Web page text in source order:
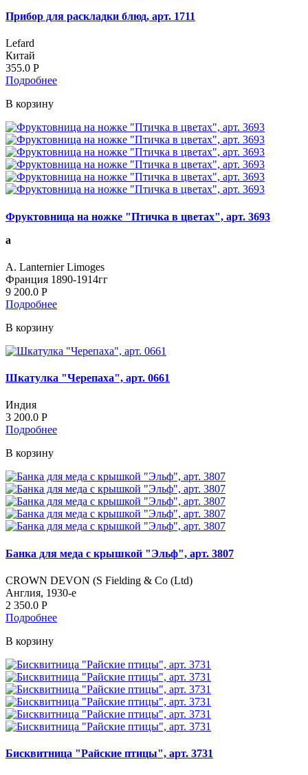
Прибор для раскладки блюд, арт. 1711
Lefard
Китай
355.0 Р
Подробнее
В корзину
Фруктовница на ножке "Птичка в цветах", арт. 3693
а
A. Lanternier Limoges
Франция 1890-1914гг
9 200.0 Р
Подробнее
В корзину
Шкатулка "Черепаха", арт. 0661
Индия
3 200.0 Р
Подробнее
В корзину
Банка для меда с крышкой "Эльф", арт. 3807
CROWN DEVON (S Fielding & Co (Ltd)
Англия, 1930-е
2 350.0 Р
Подробнее
В корзину
Бисквитница "Райские птицы", арт. 3731